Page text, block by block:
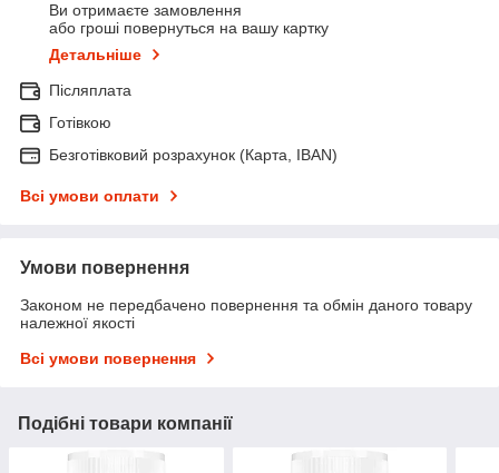
Ви отримаєте замовлення
або гроші повернуться на вашу картку
Детальніше
Післяплата
Готівкою
Безготівковий розрахунок (Карта, IBAN)
Всі умови оплати
Умови повернення
Законом не передбачено повернення та обмін даного товару
належної якості
Всі умови повернення
Подібні товари компанії